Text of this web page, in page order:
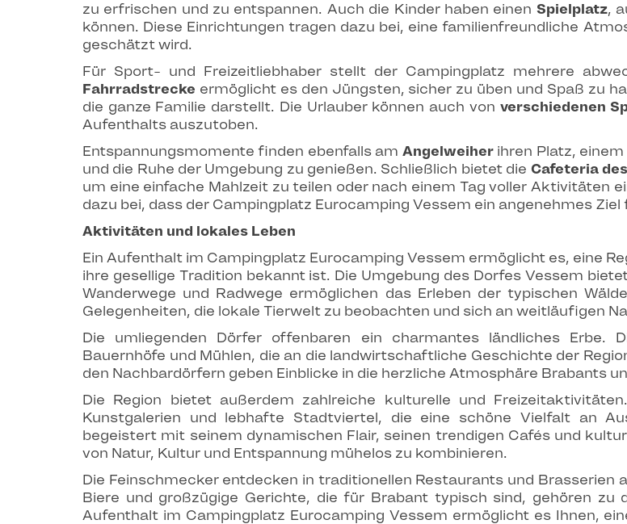
zu erfrischen und zu entspannen. Auch die Kinder haben einen Spielplatz,
können. Diese Einrichtungen tragen dazu bei, eine familienfreundliche
geschätzt wird.
Für Sport- und Freizeitliebhaber stellt der Campingplatz mehrere
Fahrradstrecke ermöglicht es den Jüngsten, sicher zu üben und Spaß zu
die ganze Familie darstellt. Die Urlauber können auch von verschiedenen
Aufenthalts auszutoben.
Entspannungsmomente finden ebenfalls am Angelweiherihren Platz, einem
und die Ruhe der Umgebung zu genießen. Schließlich bietet die Cafeteria
um eine einfache Mahlzeit zu teilen oder nach einem Tag voller Aktivitäten
dazu bei, dass der Campingplatz Eurocamping Vessem ein angenehmes
Aktivitäten und lokales Leben
Ein Aufenthalt im Campingplatz Eurocamping Vessem ermöglicht es, eine
ihre gesellige Tradition bekannt ist. Die Umgebung des Dorfes Vessem
Wanderwege und Radwege ermöglichen das Erleben der typischen
Gelegenheiten, die lokale Tierwelt zu beobachten und sich an weitläufigen
Die umliegenden Dörfer offenbaren ein charmantes ländliches Erbe.
Bauernhöfe und Mühlen, die an die landwirtschaftliche Geschichte der
den Nachbardörfern geben Einblicke in die herzliche Atmosphäre Brabants
Die Region bietet außerdem zahlreiche kulturelle und
Kunstgalerien und lebhafte Stadtviertel, die eine schöne Vielfalt an
begeistert mit seinem dynamischen Flair, seinen trendigen Cafés und
von Natur, Kultur und Entspannung mühelos zu kombinieren.
Die Feinschmecker entdecken in traditionellen Restaurants und Brasserien
Biere und großzügige Gerichte, die für Brabant typisch sind, gehören zu
Aufenthalt im Campingplatz Eurocamping Vessem ermöglicht es Ihnen,